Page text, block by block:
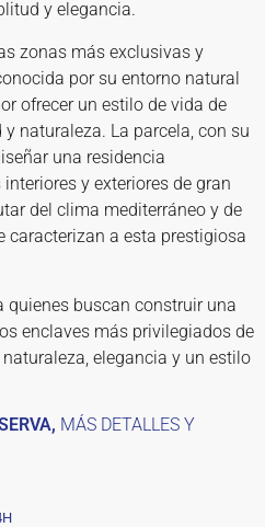
y elegancia.
zonas más exclusivas y
por su entorno natural
ofrecer un estilo de vida de
naturaleza. La parcela, con su
una residencia
y exteriores de gran
del clima mediterráneo y de
caracterizan a esta prestigiosa
quienes buscan construir una
enclaves más privilegiados de
elegancia y un estilo
MÁS DETALLES Y